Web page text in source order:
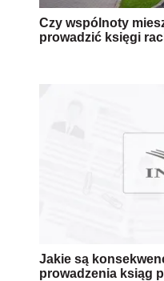
Czy wspólnoty
prowadzić księgi
Jakie są
prowadzenia ksiąg